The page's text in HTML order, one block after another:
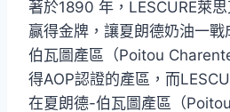
著於1890 年，LESCURE萊
赢得金牌，讓夏朗德奶油一
伯瓦圖產區（Poitou
得AOP認證的產區，而
在夏朗德-伯瓦圖產區（